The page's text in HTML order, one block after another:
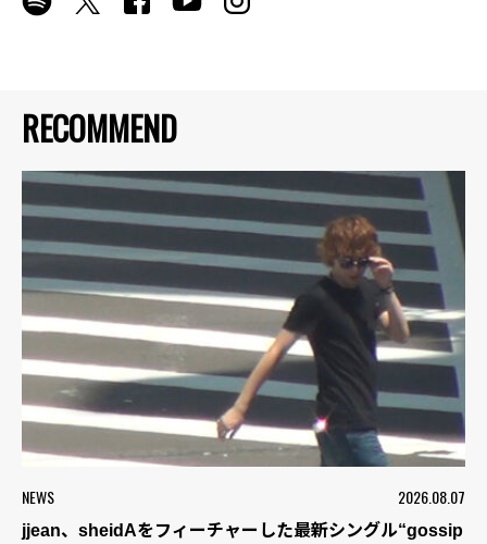
RECOMMEND
NEWS 2026.08.07
jjean、sheidAをフィーチャーした最新シングル“gossip